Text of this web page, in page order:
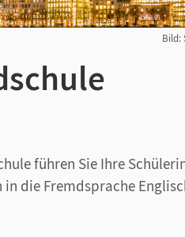
Bild:
führen Sie Ihre
die Fremdsprache